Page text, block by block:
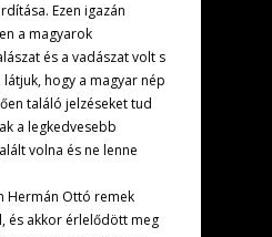
Ezen igazán
a magyarok
és a vadászat volt s
hogy a magyar nép
találó jelzéseket tud
a legkedvesebb
volna és ne lenne
Hermán Ottó remek
és akkor érlelődött meg